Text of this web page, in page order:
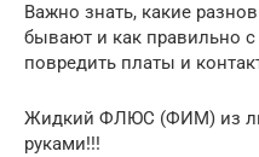
Важно знать, какие
бывают и как правильно
повредить платы и
Жидкий ФЛЮС (ФИМ) из
руками!!!